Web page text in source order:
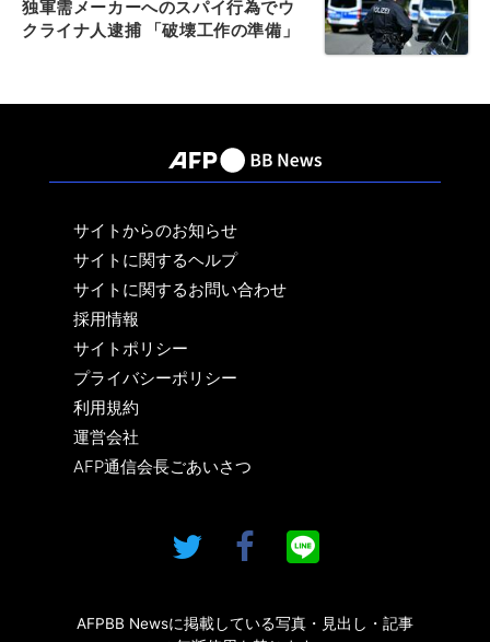
独軍需メーカーへのスパイ行為でウ
クライナ人逮捕 「破壊工作の準備」
サイトからのお知らせ
サイトに関するヘルプ
サイトに関するお問い合わせ
採用情報
サイトポリシー
プライバシーポリシー
利用規約
運営会社
AFP通信会長ごあいさつ
AFPBB Newsに掲載している写真・見出し・記事